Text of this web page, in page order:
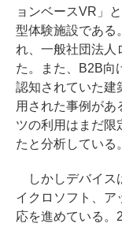
ョンベースVR」
型体験施設である
れ、一般社団法人
た。また、B2B向
認知されていた建
用された事例があ
ツの利用はまだ限
たと分析している。
しかしデバイス
イクロソフト、ア
応を進めている。